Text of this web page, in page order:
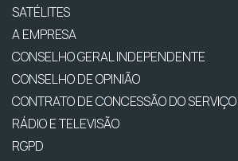
SATÉLITES
A EMPRESA
CONSELHO GERAL INDEPENDENTE
CONSELHO DE OPINIÃO
CONTRATO DE CONCESSÃO DO
RÁDIO E TELEVISÃO
RGPD